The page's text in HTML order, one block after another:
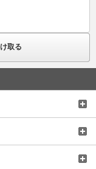
取る